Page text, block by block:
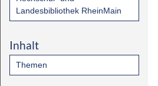
Landesbibliothek RheinMain
Inhalt
Themen